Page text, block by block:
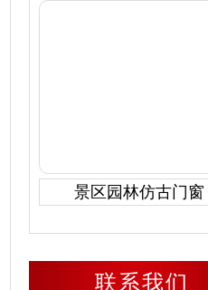
景区园林仿古门窗
联系我们